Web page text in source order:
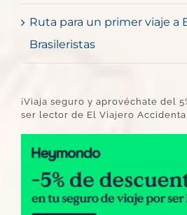
Ruta para un primer viaje a
Brasileristas
¡Viaja seguro y aprovéchate del
ser lector de El Viajero